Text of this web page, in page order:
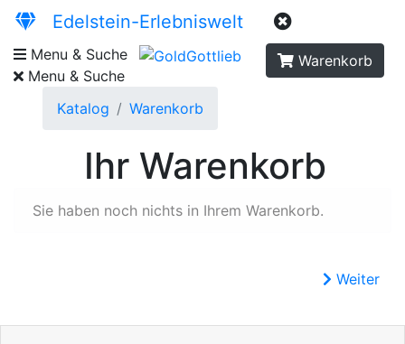
Edelstein-Erlebniswelt
Menu & Suche
Menu & Suche
Warenkorb
Katalog Warenkorb
Ihr Warenkorb
Sie haben noch nichts in Ihrem Warenkorb.
Weiter